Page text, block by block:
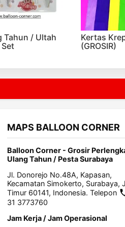
Tahun / Ultah
Kertas
(GROSIR)
MAPS BALLOON CORNER
Balloon Corner - Grosir
Ulang Tahun / Pesta Surabaya
Jl. Donorejo No.48A, Kapasan,
Kecamatan Simokerto, Surabaya,
Timur 60141, Indonesia. Telepon
31 3773760
Jam Kerja / Jam Operasional